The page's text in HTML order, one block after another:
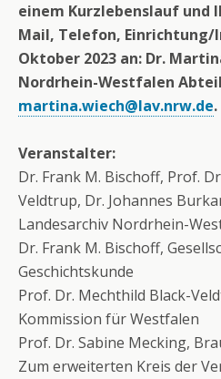
einem Kurzlebenslauf und
Mail, Telefon,
Oktober 2023 an: Dr.
Nordrhein-Westfalen
martina.wiech@lav.nrw.de.
Veranstalter:
Dr. Frank M. Bischoff, Prof.
Veldtrup, Dr. Johannes
Landesarchiv Nordrhein-
Dr. Frank M. Bischoff,
Geschichtskunde
Prof. Dr. Mechthild Black-
Kommission für Westfalen
Prof. Dr. Sabine Mecking,
Zum erweiterten Kreis der